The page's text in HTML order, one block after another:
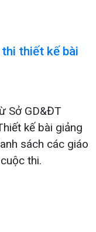
thiết kế bài
Sở GD&ĐT
kế bài giảng
sách các giáo
thi.